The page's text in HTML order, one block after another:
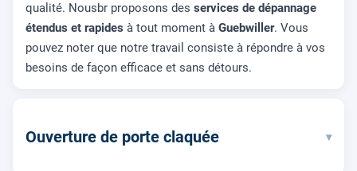
qualité. Nousbr proposons des services de dépannage
étendus et rapides à tout moment à Guebwiller. Vous
pouvez noter que notre travail consiste à répondre à vos
besoins de façon efficace et sans détours.
Ouverture de porte claquée ▾